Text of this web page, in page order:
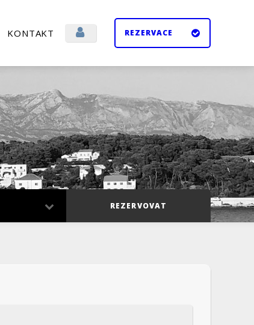
KONTAKT
Přihlásit se
REZERVACE
REZERVOVAT